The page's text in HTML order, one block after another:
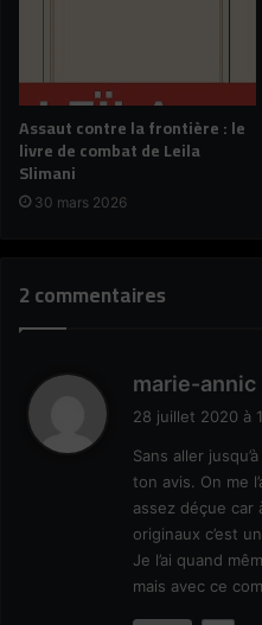
Assaut contre la frontière : le
livre de combat de Leila
Slimani
30 mars 2026
2 commentaires
marie-annic
:
28 juillet 2020 à
Sans aller
ton avis. On me
assez déçue car
originaux c’est
Je l’ai quand
mais avec ce